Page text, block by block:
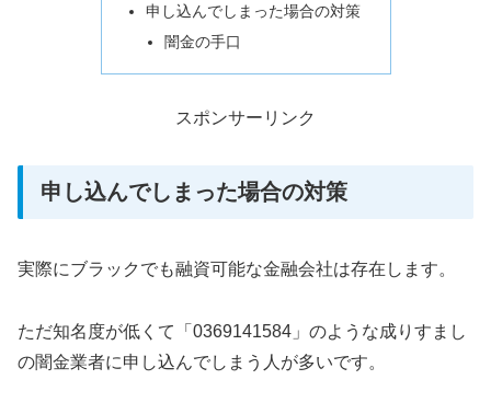
申し込んでしまった場合の対策
闇金の手口
スポンサーリンク
申し込んでしまった場合の対策
実際にブラックでも融資可能な金融会社は存在します。
ただ知名度が低くて「0369141584」のような成りすまし
の闇金業者に申し込んでしまう人が多いです。